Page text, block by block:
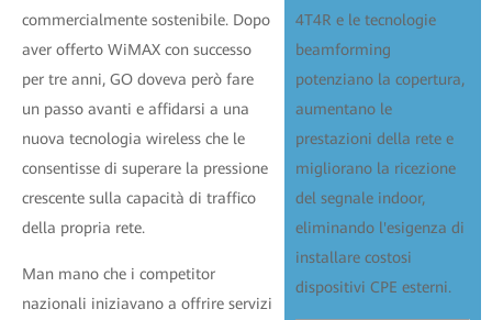
4T4R e le tecnologie
beamforming
potenziano la copertura,
aumentano le
prestazioni della rete e
migliorano la ricezione
del segnale indoor,
eliminando l'esigenza di
installare costosi
dispositivi CPE esterni.
commercialmente sostenibile. Dopo
aver offerto WiMAX con successo
per tre anni, GO doveva però fare
un passo avanti e affidarsi a una
nuova tecnologia wireless che le
consentisse di superare la pressione
crescente sulla capacità di traffico
della propria rete.
Man mano che i competitor
nazionali iniziavano a offrire servizi